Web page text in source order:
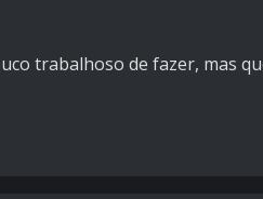
trabalhoso de fazer, mas